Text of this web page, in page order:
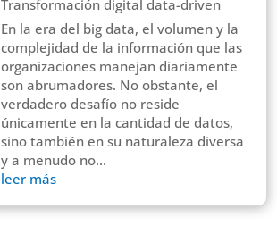
Transformación digital data-driven
En la era del big data, el volumen y la
complejidad de la información que las
organizaciones manejan diariamente
son abrumadores. No obstante, el
verdadero desafío no reside
únicamente en la cantidad de datos,
sino también en su naturaleza diversa
y a menudo no...
leer más